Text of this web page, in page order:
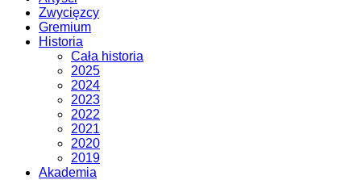
Zwycięzcy
Gremium
Historia
Cała historia
2025
2024
2023
2022
2021
2020
2019
Akademia